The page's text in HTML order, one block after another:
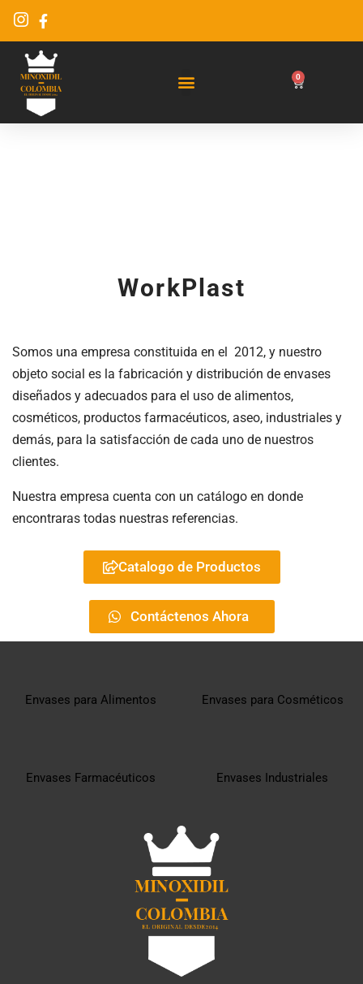
0
WorkPlast
Somos una empresa constituida en el 2012, y nuestro
objeto social es la fabricación y distribución de envases
diseñados y adecuados para el uso de alimentos,
cosméticos, productos farmacéuticos, aseo, industriales y
demás, para la satisfacción de cada uno de nuestros
clientes.
Nuestra empresa cuenta con un catálogo en donde
encontraras todas nuestras referencias.
Catalogo de Productos
Contáctenos Ahora
Envases para Alimentos Envases para Cosméticos
Envases Farmacéuticos Envases Industriales